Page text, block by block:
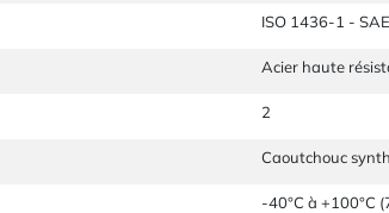
ISO 1436-1 -
Acier haute
2
Caoutchouc
-40°C à +100°C